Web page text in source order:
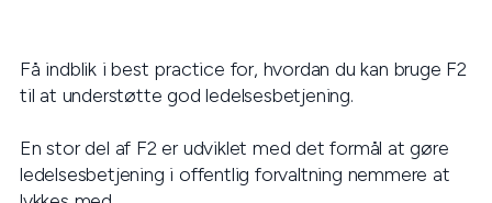
Få indblik i best practice for, hvordan du kan bruge F2
til at understøtte god ledelsesbetjening.
En stor del af F2 er udviklet med det formål at gøre
ledelsesbetjening i offentlig forvaltning nemmere at